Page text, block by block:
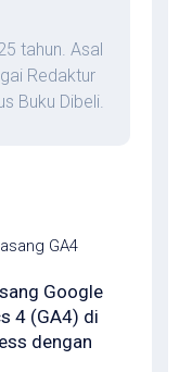
tahun. Asal
Redaktur
Buku Dibeli.
Google
4 (GA4) di
dengan